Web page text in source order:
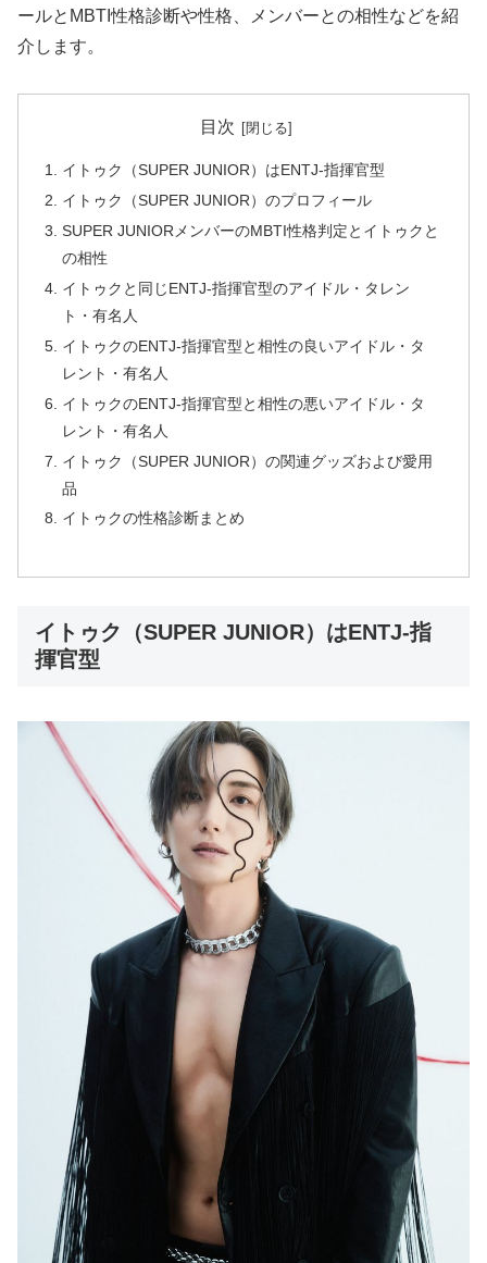
ールとMBTI性格診断や性格、メンバーとの相性などを紹
介します。
目次
イトゥク（SUPER JUNIOR）はENTJ-指揮官型
イトゥク（SUPER JUNIOR）のプロフィール
SUPER JUNIORメンバーのMBTI性格判定とイトゥクと
の相性
イトゥクと同じENTJ-指揮官型のアイドル・タレン
ト・有名人
イトゥクのENTJ-指揮官型と相性の良いアイドル・タ
レント・有名人
イトゥクのENTJ-指揮官型と相性の悪いアイドル・タ
レント・有名人
イトゥク（SUPER JUNIOR）の関連グッズおよび愛用
品
イトゥクの性格診断まとめ
イトゥク（SUPER JUNIOR）はENTJ-指
揮官型